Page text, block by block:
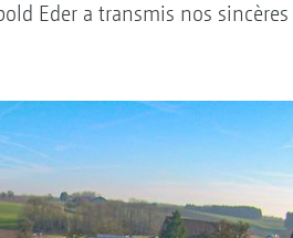
Eder a transmis nos